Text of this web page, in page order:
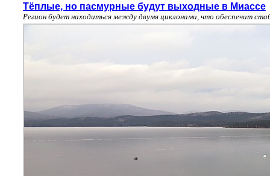
Тёплые, но пасмурные будут выходные в Миассе
Регион будет находиться между двумя циклонами, что обеспечит